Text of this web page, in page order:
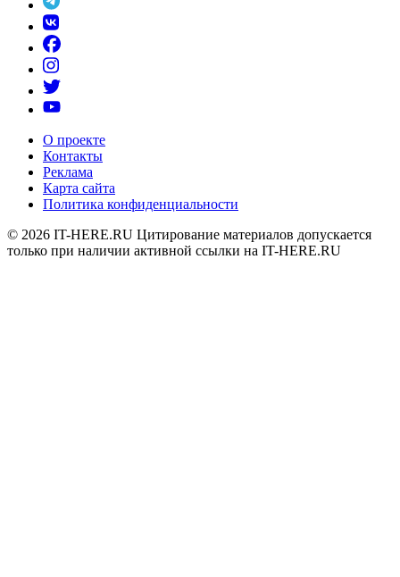
О проекте
Контакты
Реклама
Карта сайта
Политика конфиденциальности
© 2026 IT-HERE.RU Цитирование материалов допускается
только при наличии активной ссылки на IT-HERE.RU